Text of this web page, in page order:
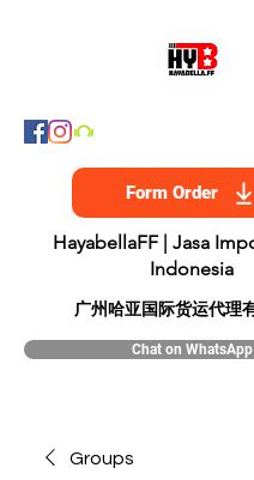
Form Order
HayabellaFF | Jasa
Indonesia
广州哈亚国际货运代理
Chat on WhatsApp
Groups